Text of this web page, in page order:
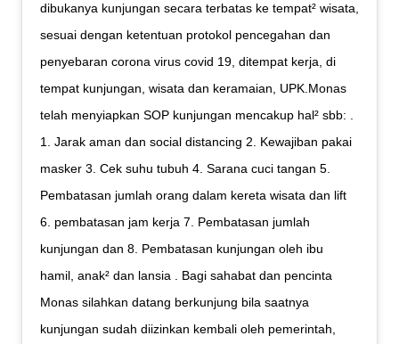
dibukanya kunjungan secara terbatas ke tempat² wisata,
sesuai dengan ketentuan protokol pencegahan dan
penyebaran corona virus covid 19, ditempat kerja, di
tempat kunjungan, wisata dan keramaian, UPK.Monas
telah menyiapkan SOP kunjungan mencakup hal² sbb: .
1. Jarak aman dan social distancing 2. Kewajiban pakai
masker 3. Cek suhu tubuh 4. Sarana cuci tangan 5.
Pembatasan jumlah orang dalam kereta wisata dan lift
6. pembatasan jam kerja 7. Pembatasan jumlah
kunjungan dan 8. Pembatasan kunjungan oleh ibu
hamil, anak² dan lansia . Bagi sahabat dan pencinta
Monas silahkan datang berkunjung bila saatnya
kunjungan sudah diizinkan kembali oleh pemerintah,